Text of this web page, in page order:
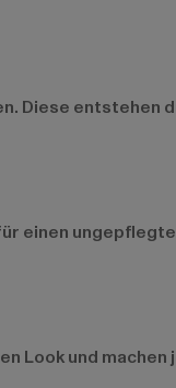
Diese
einen
und